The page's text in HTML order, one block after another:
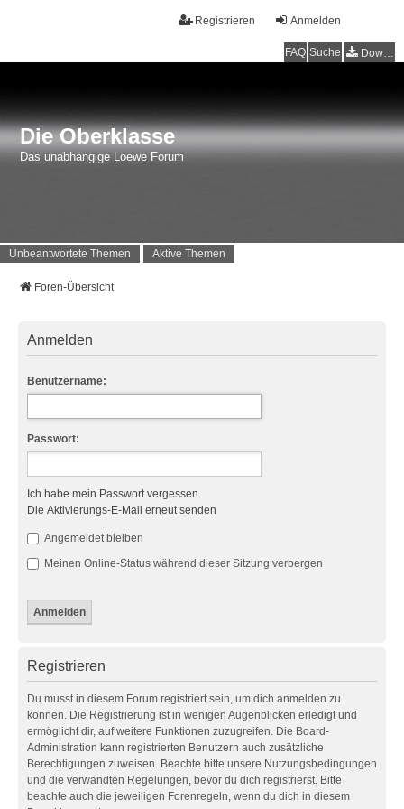
Anmelden
Registrieren
FAQ Suche Downloads
Die Oberklasse
Das unabhängige Loewe Forum
Unbeantwortete Themen Aktive Themen
Foren-Übersicht
Anmelden
Benutzername:
Passwort:
Ich habe mein Passwort vergessen
Die Aktivierungs-E-Mail erneut senden
Angemeldet bleiben
Meinen Online-Status während dieser Sitzung verbergen
Registrieren
Du musst in diesem Forum registriert sein, um dich anmelden zu
können. Die Registrierung ist in wenigen Augenblicken erledigt und
ermöglicht dir, auf weitere Funktionen zuzugreifen. Die Board-
Administration kann registrierten Benutzern auch zusätzliche
Berechtigungen zuweisen. Beachte bitte unsere Nutzungsbedingungen
und die verwandten Regelungen, bevor du dich registrierst. Bitte
beachte auch die jeweiligen Forenregeln, wenn du dich in diesem